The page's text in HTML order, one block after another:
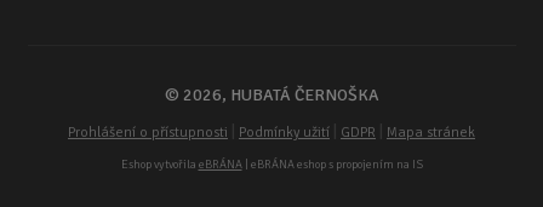
© 2026, HUBATÁ ČERNOŠKA
Prohlášení o přístupnosti Podmínky užití GDPR Mapa stránek
Eshop vytvořila eBRÁNA| eBRÁNA eshop s propojením na IS